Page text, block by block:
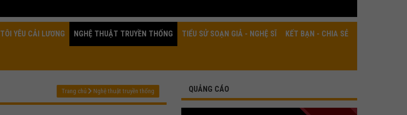
TÔI YÊU CẢI LƯƠNG NGHỆ THUẬT TRUYỀN THỐNG TIỂU SỬ SOẠN GIẢ - NGHỆ SĨ KẾT BẠN - CHIA SẺ
Trang chủ Nghệ thuật truyền thống QUẢNG CÁO